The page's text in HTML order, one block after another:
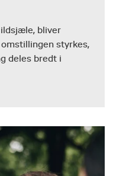
bliver
styrkes,
deles bredt i